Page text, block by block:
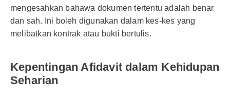
mengesahkan bahawa dokumen tertentu adalah benar
dan sah. Ini boleh digunakan dalam kes-kes yang
melibatkan kontrak atau bukti bertulis.
Kepentingan Afidavit dalam Kehidupan
Seharian